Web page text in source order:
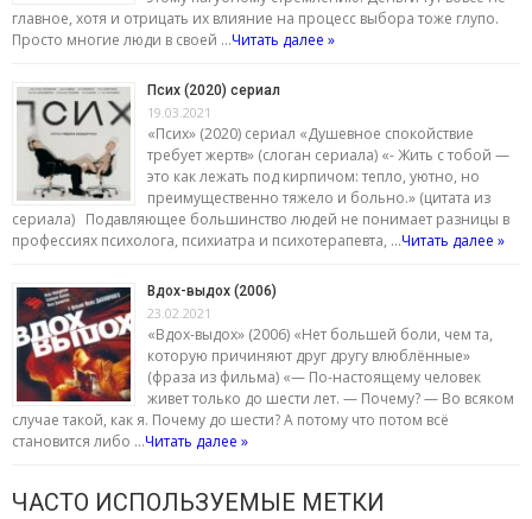
главное, хотя и отрицать их влияние на процесс выбора тоже глупо.
Просто многие люди в своей …Читать далее »
Псих (2020) сериал
19.03.2021
«Псих» (2020) сериал «Душевное спокойствие
требует жертв» (слоган сериала) «- Жить с тобой —
это как лежать под кирпичом: тепло, уютно, но
преимущественно тяжело и больно.» (цитата из
сериала) Подавляющее большинство людей не понимает разницы в
профессиях психолога, психиатра и психотерапевта, …Читать далее »
Вдох-выдох (2006)
23.02.2021
«Вдох-выдох» (2006) «Нет большей боли, чем та,
которую причиняют друг другу влюблённые»
(фраза из фильма) «— По-настоящему человек
живет только до шести лет. — Почему? — Во всяком
случае такой, как я. Почему до шести? А потому что потом всё
становится либо …Читать далее »
ЧАСТО ИСПОЛЬЗУЕМЫЕ МЕТКИ